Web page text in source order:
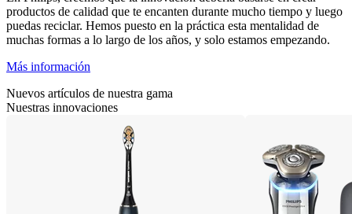
productos de calidad que te encanten durante mucho tiempo y luego
puedas reciclar. Hemos puesto en la práctica esta mentalidad de
muchas formas a lo largo de los años, y solo estamos empezando.
Más información
Nuevos artículos de nuestra gama
Nuestras innovaciones